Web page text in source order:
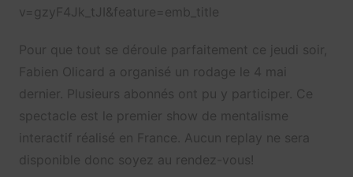
v=gzyF4Jk_tJI&feature=emb_title
Pour que tout se déroule parfaitement ce jeudi soir,
Fabien Olicard a organisé un rodage le 4 mai
dernier. Plusieurs abonnés ont pu y participer. Ce
spectacle est le premier show de mentalisme
interactif réalisé en France. Aucun replay ne sera
disponible donc soyez au rendez-vous!